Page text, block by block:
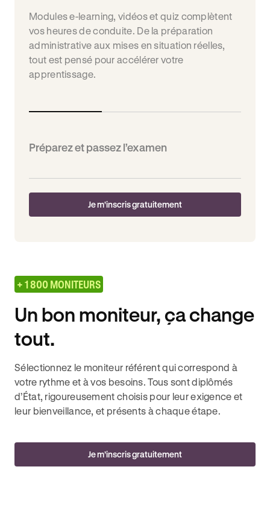
Modules e-learning, vidéos et quiz complètent
vos heures de conduite. De la préparation
administrative aux mises en situation réelles,
tout est pensé pour accélérer votre
apprentissage.
Préparez et passez l’examen
Je m'inscris gratuitement
+ 1 800 MONITEURS
Un bon moniteur, ça change
tout.
Sélectionnez le moniteur référent qui correspond à
votre rythme et à vos besoins. Tous sont diplômés
d’État, rigoureusement choisis pour leur exigence et
leur bienveillance, et présents à chaque étape.
Je m’inscris gratuitement